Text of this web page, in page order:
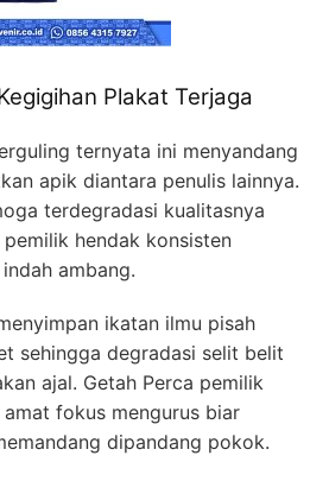
Plakat Terjaga
ternyata ini menyandang
apik diantara penulis lainnya.
terdegradasi kualitasnya
hendak konsisten
ambang.
ikatan ilmu pisah
sehingga degradasi selit belit
ajal. Getah Perca pemilik
fokus mengurus biar
dipandang pokok.